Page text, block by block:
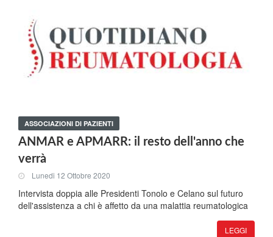
ASSOCIAZIONI DI PAZIENTI
ANMAR e APMARR: il resto dell'anno che
verrà
Lunedi 12 Ottobre 2020
Intervista doppia alle Presidenti Tonolo e Celano sul futuro
dell'assistenza a chi è affetto da una malattia reumatologica
LEGGI